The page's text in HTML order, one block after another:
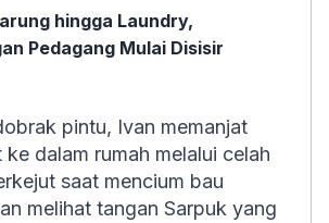
hingga Laundry,
Pedagang Mulai Disisir
pintu, Ivan memanjat
ke dalam rumah melalui celah
saat mencium bau
melihat tangan Sarpuk yang